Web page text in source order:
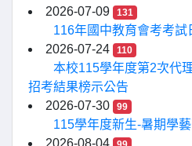
2026-07-09
131
116年國中教育會考考試
2026-07-24
110
本校115學年度第2次代
招考結果榜示公告
2026-07-30
99
115學年度新生-暑期學
2026-08-04